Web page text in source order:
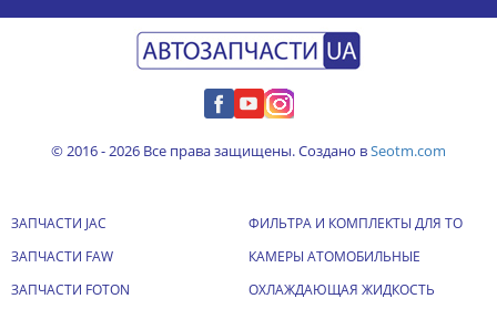
© 2016 - 2026 Все права защищены. Создано вSeotm.com
ЗАПЧАСТИ JAC
ЗАПЧАСТИ FAW
ЗАПЧАСТИ FOTON
ФИЛЬТРА И КОМПЛЕКТЫ ДЛЯ ТО
КАМЕРЫ АТОМОБИЛЬНЫЕ
ОХЛАЖДАЮЩАЯ ЖИДКОСТЬ